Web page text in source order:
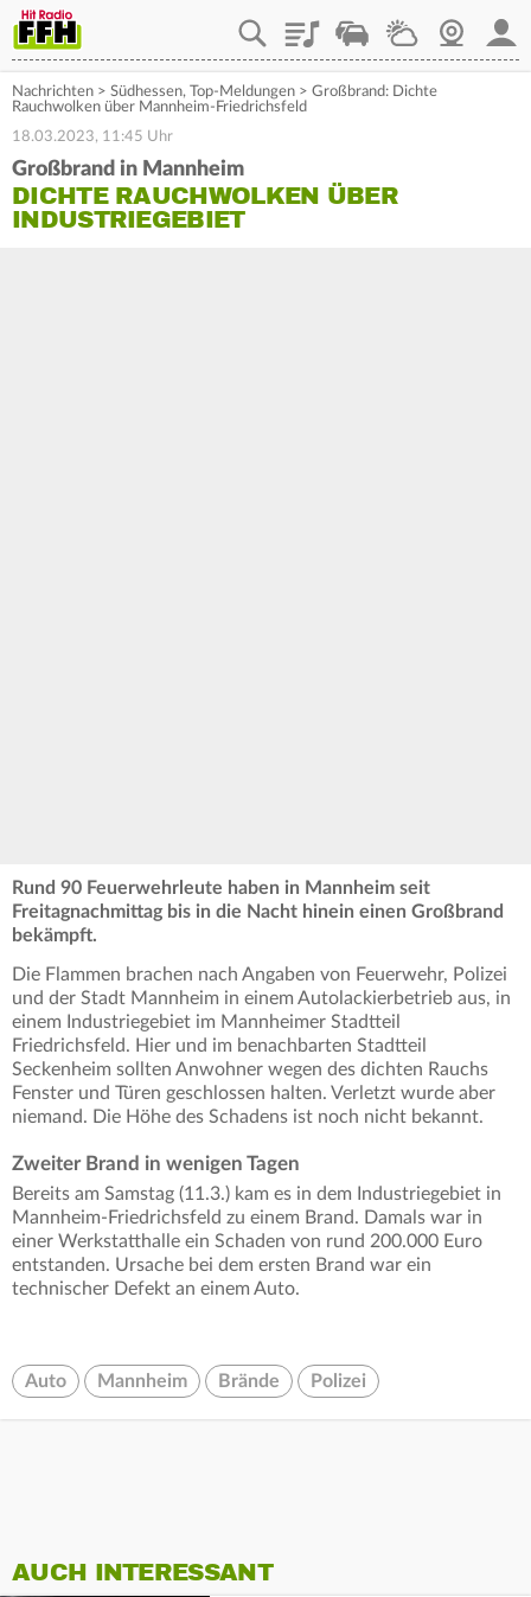
PlaylistStaupilotWetterWebcam
Nachrichten > Südhessen, Top-Meldungen > Großbrand: Dichte
Rauchwolken über Mannheim-Friedrichsfeld
18.03.2023, 11:45 Uhr
Großbrand in Mannheim
DICHTE RAUCHWOLKEN ÜBER
INDUSTRIEGEBIET
Rund 90 Feuerwehrleute haben in Mannheim seit
Freitagnachmittag bis in die Nacht hinein einen Großbrand
bekämpft.
Die Flammen brachen nach Angaben von Feuerwehr, Polizei
und der Stadt Mannheim in einem Autolackierbetrieb aus, in
einem Industriegebiet im Mannheimer Stadtteil
Friedrichsfeld. Hier und im benachbarten Stadtteil
Seckenheim sollten Anwohner wegen des dichten Rauchs
Fenster und Türen geschlossen halten. Verletzt wurde aber
niemand. Die Höhe des Schadens ist noch nicht bekannt.
Zweiter Brand in wenigen Tagen
Bereits am Samstag (11.3.) kam es in dem Industriegebiet in
Mannheim-Friedrichsfeld zu einem Brand. Damals war in
einer Werkstatthalle ein Schaden von rund 200.000 Euro
entstanden. Ursache bei dem ersten Brand war ein
technischer Defekt an einem Auto.
Auto Mannheim Brände Polizei
AUCH INTERESSANT